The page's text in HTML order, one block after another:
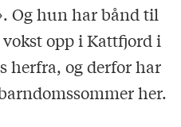
Og hun har bånd til
opp i Kattfjord i
herfra, og derfor har
her.